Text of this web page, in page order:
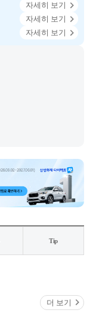
자세히 보기
자세히 보기
자세히 보기
Tip
더 보기